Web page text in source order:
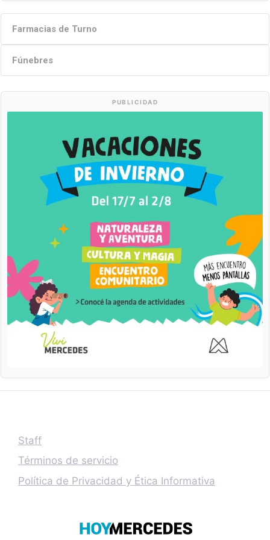
Farmacias de Turno
Fúnebres
PUBLICIDAD
Staff
Términos de servicio
Política de Privacidad y Ética Informativa